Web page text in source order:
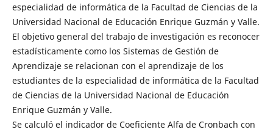
especialidad de informática de la Facultad de Ciencias de la
Universidad Nacional de Educación Enrique Guzmán y Valle.
El objetivo general del trabajo de investigación es reconocer
estadísticamente como los Sistemas de Gestión de
Aprendizaje se relacionan con el aprendizaje de los
estudiantes de la especialidad de informática de la Facultad
de Ciencias de la Universidad Nacional de Educación
Enrique Guzmán y Valle.
Se calculó el indicador de Coeficiente Alfa de Cronbach con